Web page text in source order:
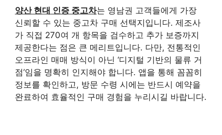
양산 현대 인증 중고차는 영남권 고객들에게 가장
신뢰할 수 있는 중고차 구매 선택지입니다. 제조사
가 직접 270여 개 항목을 검수하고 추가 보증까지
제공한다는 점은 큰 메리트입니다. 다만, 전통적인
오프라인 매매 방식이 아닌 ‘디지털 기반의 물류 거
점’임을 명확히 인지해야 합니다. 앱을 통해 꼼꼼히
정보를 확인하고, 방문 수령 시에는 반드시 예약을
완료하여 효율적인 구매 경험을 누리시길 바랍니다.